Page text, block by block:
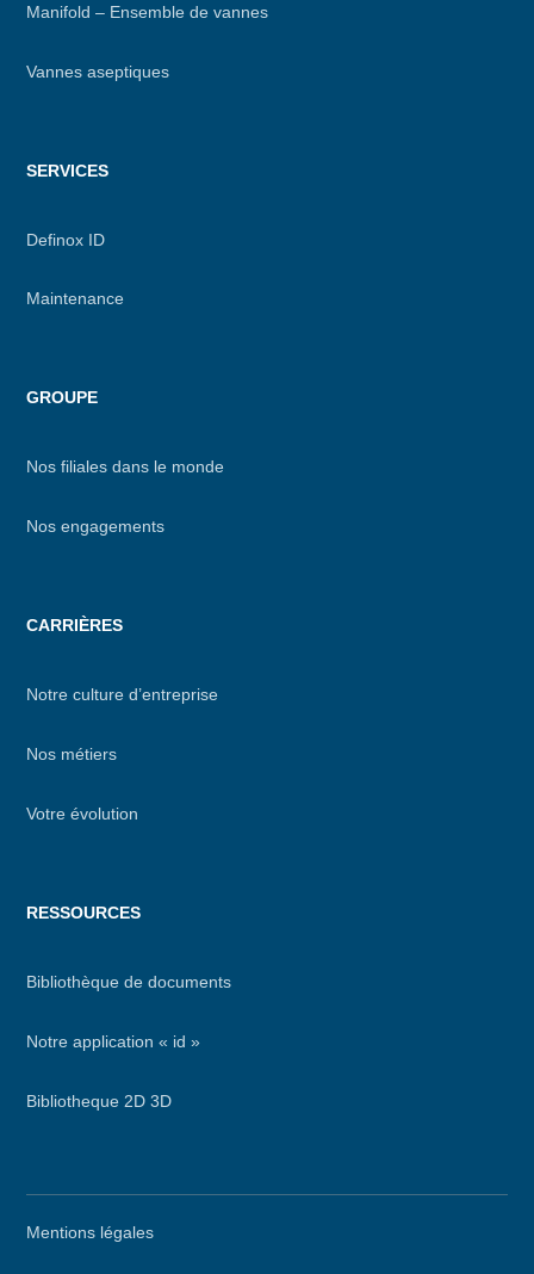
Manifold – Ensemble de vannes
Vannes aseptiques
SERVICES
Definox ID
Maintenance
GROUPE
Nos filiales dans le monde
Nos engagements
CARRIÈRES
Notre culture d’entreprise
Nos métiers
Votre évolution
RESSOURCES
Bibliothèque de documents
Notre application « id »
Bibliotheque 2D 3D
Mentions légales